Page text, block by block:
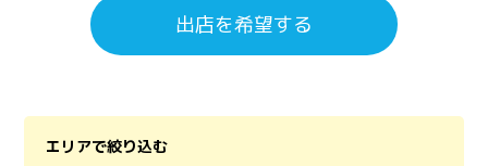
出店を希望する
エリアで絞り込む